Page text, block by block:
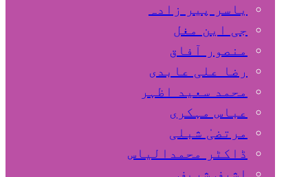
یاسر پیر زادہ
جی این مغل
منصور آفاق
رضا علی عابدی
محمد سعید اظہر
عباس مہکری
مرتضیٰ شبلی
ڈاکٹر محمدالیاس
اشرف شریف